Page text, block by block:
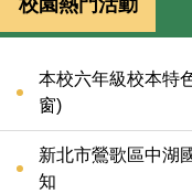
本校六年級校本特
窗)
新北市鶯歌區中湖
知